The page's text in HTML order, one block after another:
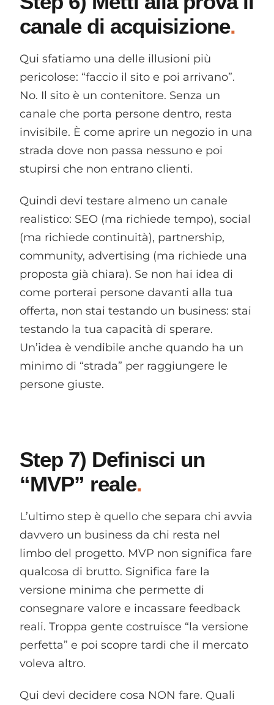
canale di acquisizione
Qui sfatiamo una delle illusioni più
pericolose: “faccio il sito e poi arrivano”.
No. Il sito è un contenitore. Senza un
canale che porta persone dentro, resta
invisibile. È come aprire un negozio in una
strada dove non passa nessuno e poi
stupirsi che non entrano clienti.
Quindi devi testare almeno un canale
realistico: SEO (ma richiede tempo), social
(ma richiede continuità), partnership,
community, advertising (ma richiede una
proposta già chiara). Se non hai idea di
come porterai persone davanti alla tua
offerta, non stai testando un business: stai
testando la tua capacità di sperare.
Un’idea è vendibile anche quando ha un
minimo di “strada” per raggiungere le
persone giuste.
Step 7) Definisci un
“MVP” reale
L’ultimo step è quello che separa chi avvia
davvero un business da chi resta nel
limbo del progetto. MVP non significa fare
qualcosa di brutto. Significa fare la
versione minima che permette di
consegnare valore e incassare feedback
reali. Troppa gente costruisce “la versione
perfetta” e poi scopre tardi che il mercato
voleva altro.
Qui devi decidere cosa NON fare. Quali